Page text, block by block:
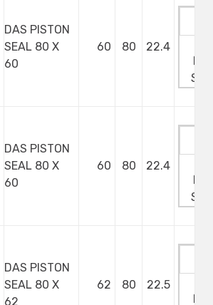
DAS PISTON
SEAL 80 X
60
60 80 22.4
DAS PISTON
SEAL 80 X
60
60 80 22.4
DAS PISTON
SEAL 80 X
62
62 80 22.5